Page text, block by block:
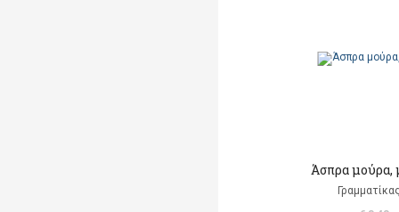
Άσπρα μούρα,